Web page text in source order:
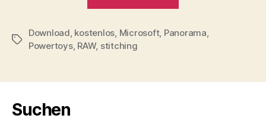
Schlagwörter
Download, kostenlos, Microsoft, Panorama,
Powertoys, RAW, stitching
Suchen